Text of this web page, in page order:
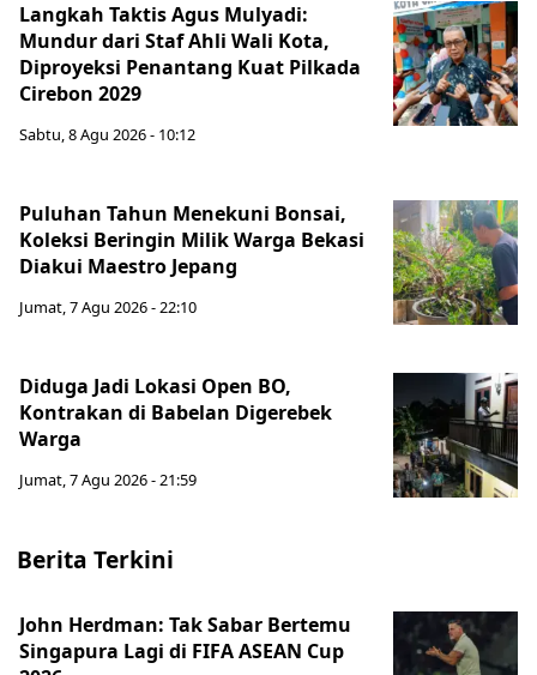
Langkah Taktis Agus Mulyadi:
Mundur dari Staf Ahli Wali Kota,
Diproyeksi Penantang Kuat Pilkada
Cirebon 2029
Sabtu, 8 Agu 2026 - 10:12
Puluhan Tahun Menekuni Bonsai,
Koleksi Beringin Milik Warga Bekasi
Diakui Maestro Jepang
Jumat, 7 Agu 2026 - 22:10
Diduga Jadi Lokasi Open BO,
Kontrakan di Babelan Digerebek
Warga
Jumat, 7 Agu 2026 - 21:59
Berita Terkini
John Herdman: Tak Sabar Bertemu
Singapura Lagi di FIFA ASEAN Cup